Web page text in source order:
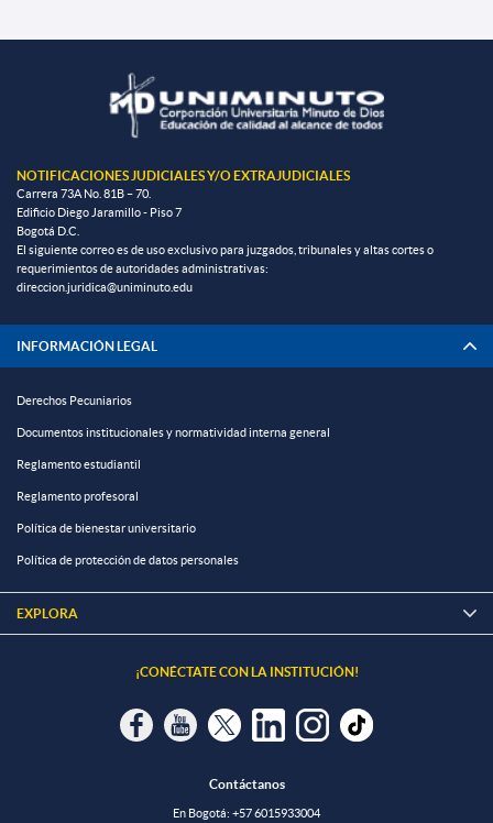
NOTIFICACIONES JUDICIALES Y/O EXTRAJUDICIALES
Carrera 73A No. 81B – 70.
Edificio Diego Jaramillo - Piso 7
Bogotá D.C.
El siguiente correo es de uso exclusivo para juzgados, tribunales y altas cortes o
requerimientos de autoridades administrativas:
direccion.juridica@uniminuto.edu
INFORMACIÓN LEGAL
Derechos Pecuniarios
Documentos institucionales y normatividad interna general
Reglamento estudiantil
Reglamento profesoral
Política de bienestar universitario
Política de protección de datos personales
EXPLORA 
¡CONÉCTATE CON LA INSTITUCIÓN!
Contáctanos
En Bogotá: +57 6015933004